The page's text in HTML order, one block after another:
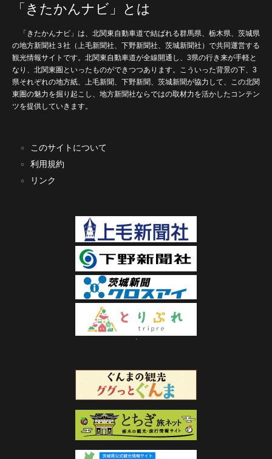
「きたかんナビ」とは
「きたかんナビ」は、北関東自動車道で結ばれる群馬県、栃木県、茨城県
の地方新聞社３社（上毛新聞社、下野新聞社、茨城新聞社）で共同運営する
観光情報サイトです。北関東自動車道が全線開通し、3県の行き来が手軽と
なり、北関東圏といったものができつつあります。こういった背景の下、3
県それぞれの地方紙、上毛新聞、下野新聞、茨城新聞が協力して、この北関
東圏の魅力を掘り起こし、地方新聞社ならではの取材力を活かしたコンテン
ツを提供していきます。
このサイトについて
利用規約
リンク